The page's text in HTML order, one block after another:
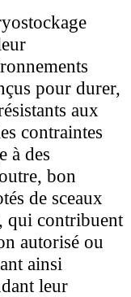
pour durer,
aux
contraintes
à des
bon
de sceaux
qui contribuent
autorisé ou
ainsi
leur